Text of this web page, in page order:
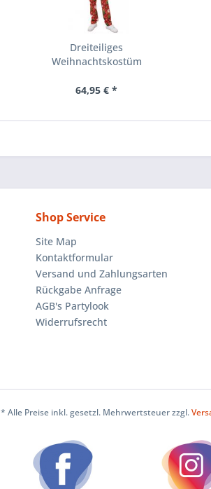
Dreiteiliges
Weihnachtskostüm
64,95 € *
Shop Service
Site Map
Kontaktformular
Versand und Zahlungsarten
Rückgabe Anfrage
AGB's Partylook
Widerrufsrecht
* Alle Preise inkl. gesetzl. Mehrwertsteuer zzgl.